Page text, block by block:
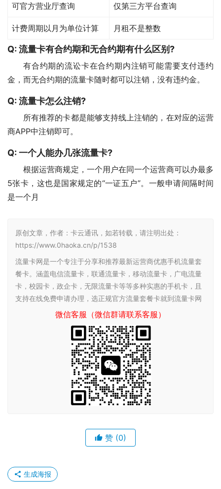
可官方营业厅查询 仅第三方平台查询
计费周期以月为单位计算 月租不是整数
Q: 流量卡有合约期和无合约期有什么区别?
有合约期的流讼卡在合约期内注销可能需要支付违约
金，而无合约期的流量卡随时都可以注销，没有违约金。
Q: 流量卡怎么注销?
所有推荐的卡都是能够支持线上注销的，在对应的运营
商APP中注销即可。
Q: 一个人能办几张流量卡?
根据运营商规定，一个用户在同一个运营商可以办最多
5张卡，这也是国家规定的“一证五户”。一般申请间隔时间
是一个月
原创文章，作者：卡云通讯，如若转载，请注明出处：
https://www.0haoka.cn/p/1538
流量卡网是一个专注于分享和推荐最新运营商优惠手机流量套
餐卡。涵盖电信流量卡，联通流量卡，移动流量卡，广电流量
卡，校园卡，政企卡，无限流量卡等等多种实惠的手机卡，且
支持在线免费申请办理，选正规官方流量套餐卡就到流量卡网
微信客服（微信群请联系客服）
赞 (0)
生成海报